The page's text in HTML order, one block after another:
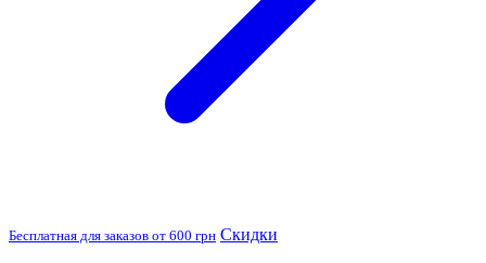
Бесплатная для заказов от 600 грн Скидки